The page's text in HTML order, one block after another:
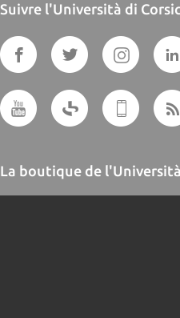
Suivre l'Università di
La boutique de l'Università